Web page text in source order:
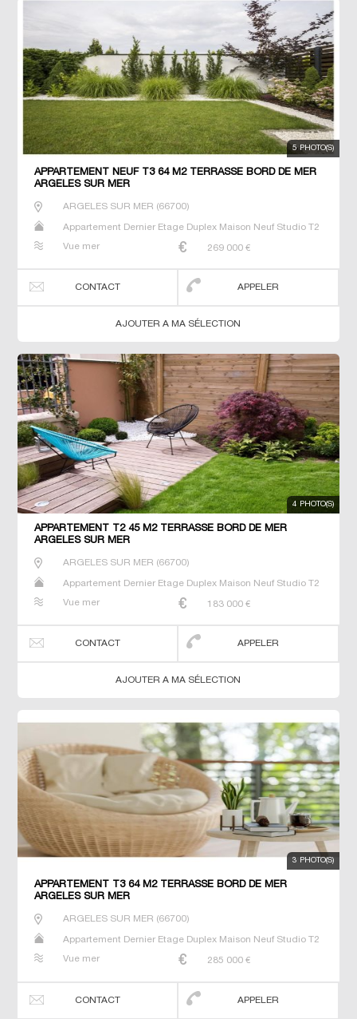
5 PHOTO(S)
APPARTEMENT NEUF T3 64 M2 TERRASSE BORD DE MER
ARGELES SUR MER
ARGELES SUR MER (66700)
Appartement Dernier Etage Duplex Maison Neuf Studio T2
Vue mer
269 000 €
CONTACT APPELER
AJOUTER A MA SÉLECTION
4 PHOTO(S)
APPARTEMENT T2 45 M2 TERRASSE BORD DE MER
ARGELES SUR MER
ARGELES SUR MER (66700)
Appartement Dernier Etage Duplex Maison Neuf Studio T2
Vue mer
183 000 €
CONTACT APPELER
AJOUTER A MA SÉLECTION
3 PHOTO(S)
APPARTEMENT T3 64 M2 TERRASSE BORD DE MER
ARGELES SUR MER
ARGELES SUR MER (66700)
Appartement Dernier Etage Duplex Maison Neuf Studio T2
Vue mer
285 000 €
CONTACT APPELER